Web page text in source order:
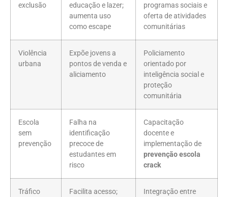
exclusão
educação e lazer;
aumenta uso
como escape
programas sociais e
oferta de atividades
comunitárias
Violência
urbana
Expõe jovens a
pontos de venda e
aliciamento
Policiamento
orientado por
inteligência social e
proteção
comunitária
Escola
sem
prevenção
Falha na
identificação
precoce de
estudantes em
risco
Capacitação
docente e
implementação de
prevenção escola
crack
Tráfico
Facilita acesso;
Integração entre